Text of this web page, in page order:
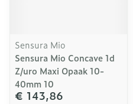
Sensura Mio
Sensura Mio Concave 1d
Z/uro Maxi Opaak 10-
40mm 10
€ 143,86